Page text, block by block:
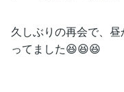
久しぶりの再会で、
ってました😆😆😆